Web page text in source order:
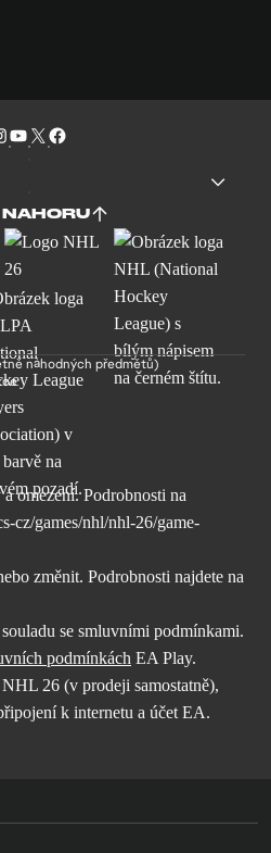
NAHORU
náhodných předmětů)
omezení. Podrobnosti na
cz/games/nhl/nhl-26/game-
změnit. Podrobnosti najdete na
se smluvními podmínkami.
podmínkách EA Play.
26 (v prodeji samostatně),
k internetu a účet EA.